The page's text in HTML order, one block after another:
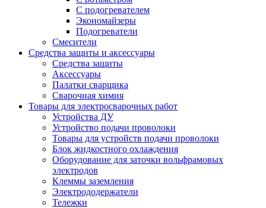
С подогревателем
Экономайзеры
Подогреватели
Смесители
Средства защиты и аксессуары
Средства защиты
Аксессуары
Палатки сварщика
Сварочная химия
Товары для электросварочных работ
Устройства ДУ
Устройство подачи проволоки
Товары для устройств подачи проволоки
Блок жидкостного охлаждения
Оборудование для заточки вольфрамовых
электродов
Клеммы заземления
Электрододержатели
Тележки